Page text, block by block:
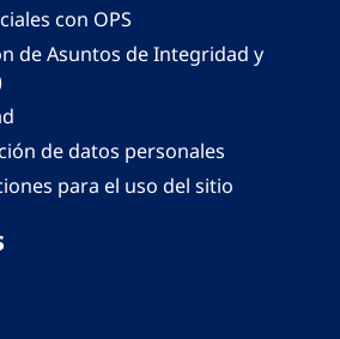
con OPS
de Asuntos de Integridad y
de datos personales
para el uso del sitio